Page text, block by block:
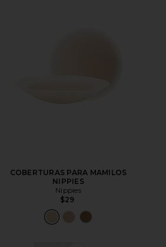
COBERTURAS PARA MAMILOS
NIPPIES
Nippies
$29